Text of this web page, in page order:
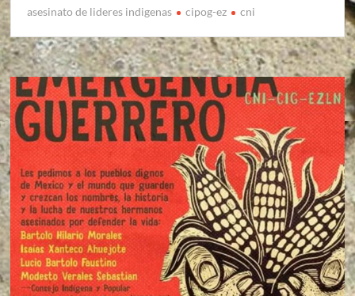
asesinato de lideres indigenas cipog-ez cni